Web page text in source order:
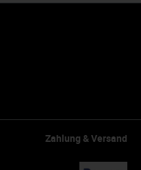
Zahlung & Versand